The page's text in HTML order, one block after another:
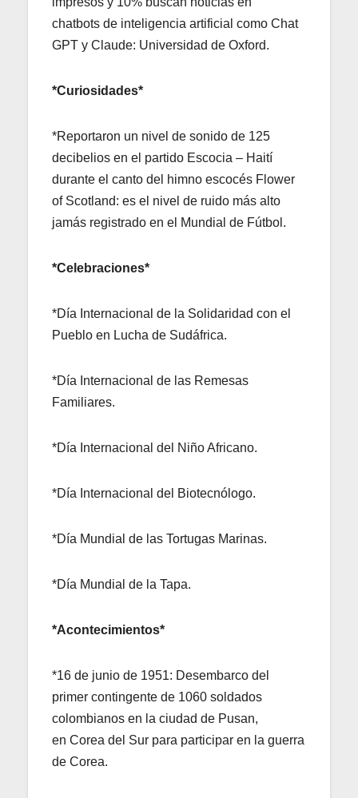
chatbots de inteligencia artificial como Chat
GPT y Claude: Universidad de Oxford.
*Curiosidades*
*Reportaron un nivel de sonido de 125
decibelios en el partido Escocia – Haití
durante el canto del himno escocés Flower
of Scotland: es el nivel de ruido más alto
jamás registrado en el Mundial de Fútbol.
*Celebraciones*
*Día Internacional de la Solidaridad con el
Pueblo en Lucha de Sudáfrica.
*Día Internacional de las Remesas
Familiares.
*Día Internacional del Niño Africano.
*Día Internacional del Biotecnólogo.
*Día Mundial de las Tortugas Marinas.
*Día Mundial de la Tapa.
*Acontecimientos*
*16 de junio de 1951: Desembarco del
primer contingente de 1060 soldados
colombianos en la ciudad de Pusan,
en Corea del Sur para participar en la guerra
de Corea.